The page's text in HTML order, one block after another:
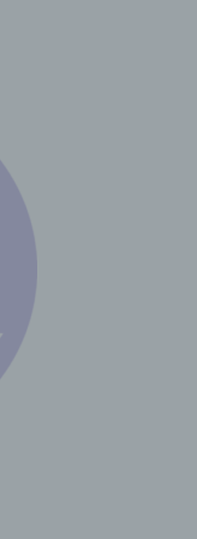
die
oder
oder
mit
der
Daten
Mittel dieser